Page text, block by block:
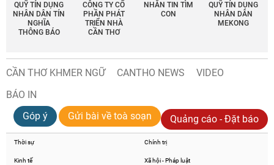
QUỸ TÍN DỤNG
NHÂN DÂN TÍN
NGHĨA
THÔNG BÁO
CÔNG TY CỔ
PHẦN PHÁT
TRIỂN NHÀ
CẦN THƠ
NHẮN TIN TÌM
CON
QUỸ TÍN DỤNG
NHÂN DÂN
MEKONG
CẦN THƠ KHMER NGỮ CANTHO NEWS
VIDEO
BÁO IN
Góp ý
Gửi bài về toà soạn Quảng cáo - Đặt báo
Thời sự Chính trị
Kinh tế Xã hội - Pháp luật